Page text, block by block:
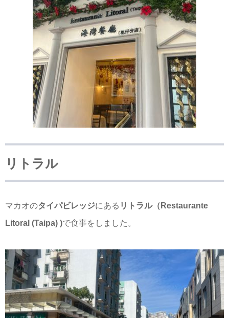
リトラル
マカオのタイパビレッジにある リトラル（Restaurante
Litoral (Taipa) )で食事をしました。